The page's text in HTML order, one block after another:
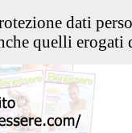
dati
quelli erogati